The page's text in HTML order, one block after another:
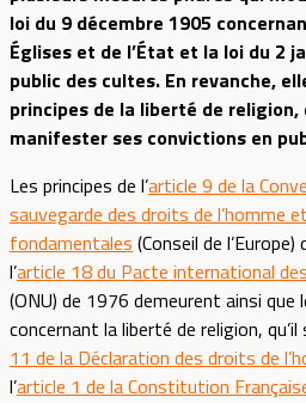
loi du 9 décembre 1905
Églises et de l’État et la loi du 2
public des cultes. En revanche,
principes de la liberté de
manifester ses convictions en
Les principes de l’article 9 de la
sauvegarde des droits de l’homme
fondamentales (Conseil de
l’article 18 du Pacte international
(ONU) de 1976 demeurent ainsi
concernant la liberté de religion, qu’il
11 de la Déclaration des droits de
l’article 1 de la Constitution